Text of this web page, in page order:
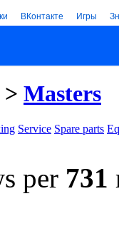
ВКонтакте Игры
> Masters
Service Spare parts
per 731